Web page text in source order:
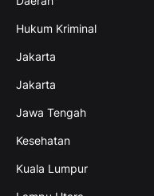
Hukum Kriminal
Jakarta
Jakarta
Jawa Tengah
Kesehatan
Kuala Lumpur